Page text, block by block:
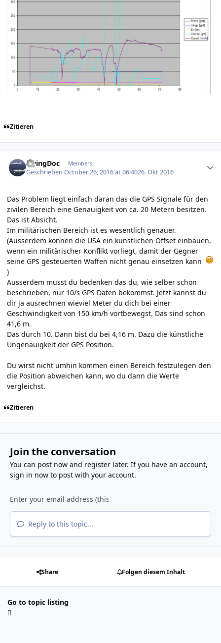
Zitieren
FlyingDoc Members
GeschriebenOctober 26, 2016 at 06:4026. Okt 2016
Das Problem liegt einfach daran das die GPS Signale für den
zivilen Bereich eine Genauigkeit von ca. 20 Metern besitzen.
Das ist Absicht.
Im militärischen Bereich ist es wesentlich genauer.
(Ausserdem können die USA ein künstlichen Offset einbauen,
wenn ein militärischer Konflikt vorliegt, damit der Gegner
seine GPS gesteuerten Waffen nicht genau einsetzen kann
)
Ausserdem musst du bedenken das du, wie selber schon
beschrieben, nur 10/s GPS Daten bekommst. Jetzt kannst du
dir ja ausrechnen wieviel Meter du dich bei einer
Geschwindigkeit von 150 km/h vortbewegst. Das sind schon
41,6 m.
Das durch 10. Dann bist du bei 4,16 m. Dazu die künstliche
Ungenauigkeit der GPS Position.
Du wirst nicht umhin kommen einen Bereich festzulegen den
die Position abweichen kann, wo du dann die Werte
vergleichst.
Zitieren
Join the conversation
You can post now and register later. If you have an account,
sign in nowto post with your account.
Reply to this topic...
Share Folgen diesem Inhalt
Go to topic listing